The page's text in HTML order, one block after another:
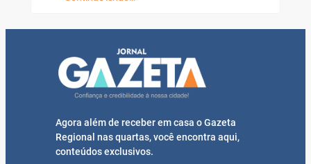
Agora além de receber em casa o Gazeta
Regional nas quartas, você encontra aqui,
conteúdos exclusivos.